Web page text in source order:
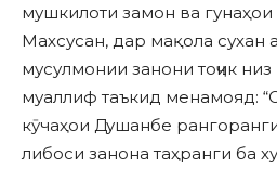
мушкилоти замон ва
Махсусан, дар мақола сухан
мусулмонии занони тоҷик
муаллиф таъкид менамояд:
кӯчаҳои Душанбе
либоси занона таҳранги ба